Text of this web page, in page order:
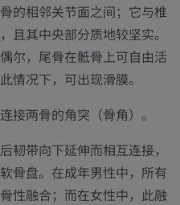
的相邻关节面之间；它与椎
且其中央部分质地较坚实。
尔，尾骨在骶骨上可自由活
情况下，可出现滑膜。
接两骨的角突（骨角）。
韧带向下延伸而相互连接，
骨盘。在成年男性中，所有
性融合；而在女性中，此融